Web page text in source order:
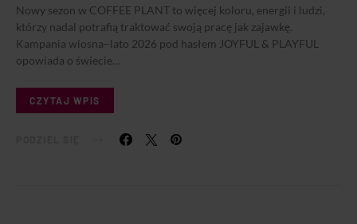
Nowy sezon w COFFEE PLANT to więcej koloru, energii i ludzi,
którzy nadal potrafią traktować swoją pracę jak zajawkę.
Kampania wiosna–lato 2026 pod hasłem JOYFUL & PLAYFUL
opowiada o świecie…
CZYTAJ WPIS